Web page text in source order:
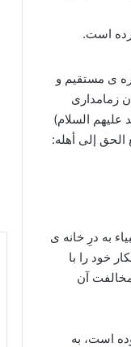
است.
ی مستقیم و
در زمان زمامداری
السلام)
إلی أهله:
به درِ خانه ی
خود را با
آن
است، به